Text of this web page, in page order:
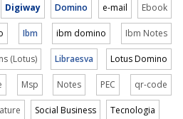
Digiway Domino e-mail Ebook
Ibm ibm domino Ibm Notes
(Lotus) Libraesva Lotus Domino
Msp Notes PEC qr-code
Social Business Tecnologia